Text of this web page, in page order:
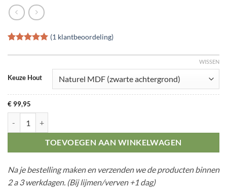
5op 5
op
klant
waardering
(1 klantbeoordeling)
Keuze Hout
WISSEN
€99,95
TOEVOEGEN AAN WINKELWAGEN
Na je bestelling maken en verzenden we de producten binnen
2 a 3 werkdagen. (Bij lijmen/verven +1 dag)